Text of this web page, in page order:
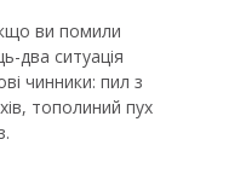
ви помили
два ситуація
чинники: пил з
тополиний пух